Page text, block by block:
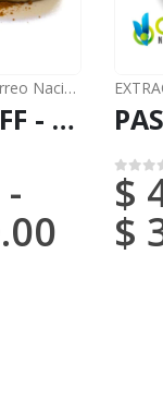
Nacional)
RAPÉ SNUFF - HUAMBISA / 5gr a 100gr / - (Diplopterys Cabrerana) - Hoja de Fresno Fuerte y Mística
- 0de 5
$
$